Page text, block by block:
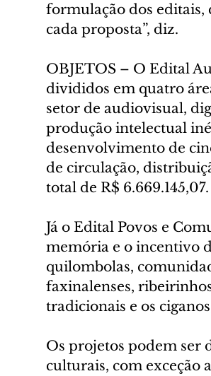
formulação dos editais,
cada proposta”, diz.
OBJETOS – O Edital
divididos em quatro
setor de audiovisual,
produção intelectual
desenvolvimento de
de circulação,
total de R$ 6.669.145,07.
Já o Edital Povos e
memória e o incentivo
quilombolas,
faxinalenses,
tradicionais e os
Os projetos podem ser
culturais, com exceção